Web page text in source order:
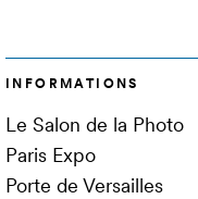
INFORMATIONS
Le Salon de la Photo
Paris Expo
Porte de Versailles